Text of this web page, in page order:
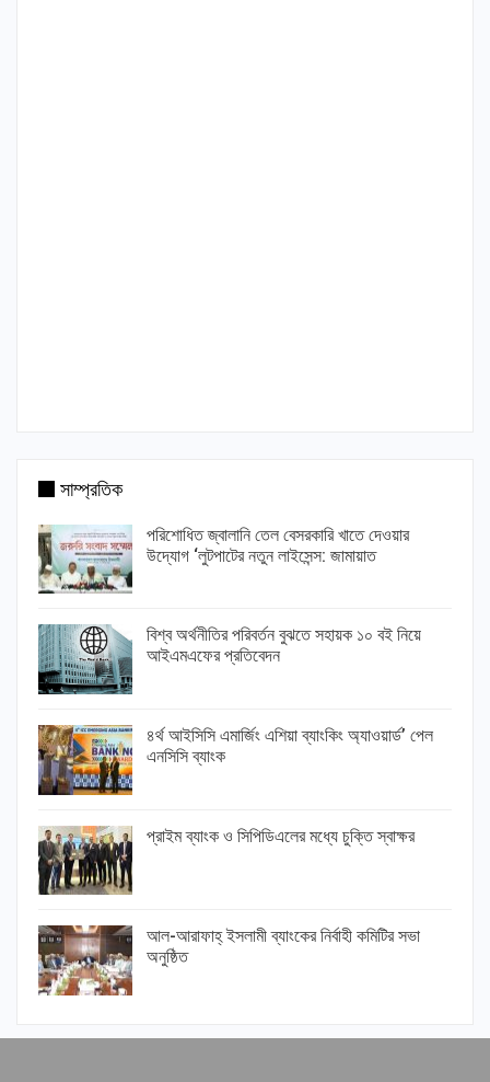
সাম্প্রতিক
পরিশোধিত জ্বালানি তেল বেসরকারি খাতে দেওয়ার
উদ্যোগ ‘লুটপাটের নতুন লাইসেন্স: জামায়াত
বিশ্ব অর্থনীতির পরিবর্তন বুঝতে সহায়ক ১০ বই নিয়ে
আইএমএফের প্রতিবেদন
৪র্থ আইসিসি এমার্জিং এশিয়া ব্যাংকিং অ্যাওয়ার্ড’ পেল
এনসিসি ব্যাংক
প্রাইম ব্যাংক ও সিপিডিএলের মধ্যে চুক্তি স্বাক্ষর
আল-আরাফাহ্ ইসলামী ব্যাংকের নির্বাহী কমিটির সভা
অনুষ্ঠিত